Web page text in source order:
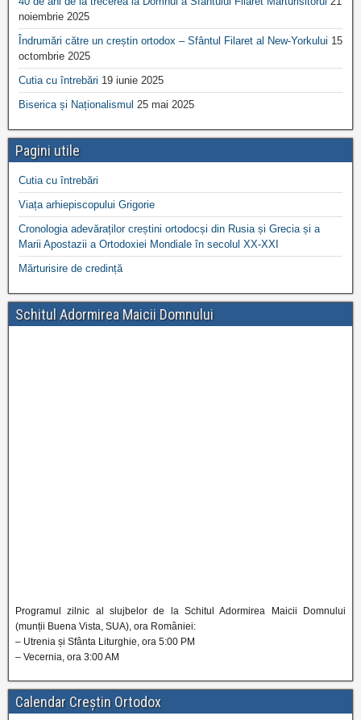
noiembrie 2025
Îndrumări către un creștin ortodox – Sfântul Filaret al New-Yorkului 15
octombrie 2025
Cutia cu întrebări 19 iunie 2025
Biserica și Naționalismul 25 mai 2025
Pagini utile
Cutia cu întrebări
Viața arhiepiscopului Grigorie
Cronologia adevăraților creștini ortodocși din Rusia și Grecia și a
Marii Apostazii a Ortodoxiei Mondiale în secolul XX-XXI
Mărturisire de credință
Schitul Adormirea Maicii Domnului
Programul zilnic al slujbelor de la Schitul Adormirea Maicii Domnului
(munții Buena Vista, SUA), ora României:
– Utrenia și Sfânta Liturghie, ora 5:00 PM
– Vecernia, ora 3:00 AM
Calendar Creștin Ortodox